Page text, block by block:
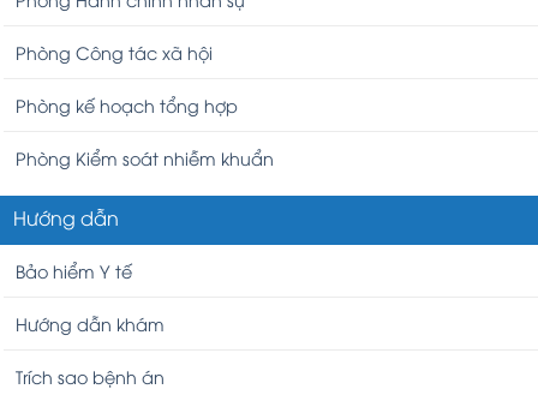
Phòng Công tác xã hội
Phòng kế hoạch tổng hợp
Phòng Kiểm soát nhiễm khuẩn
Hướng dẫn
Bảo hiểm Y tế
Hướng dẫn khám
Trích sao bệnh án